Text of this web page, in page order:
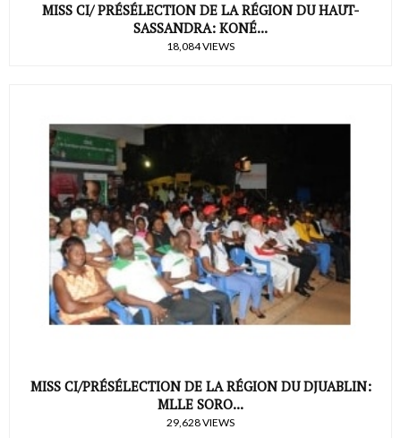
MISS CI/ PRÉSÉLECTION DE LA RÉGION DU HAUT-
SASSANDRA: KONÉ...
18,084 VIEWS
MISS CI/PRÉSÉLECTION DE LA RÉGION DU DJUABLIN:
MLLE SORO...
29,628 VIEWS